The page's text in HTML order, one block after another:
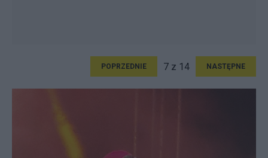
POPRZEDNIE 7 z 14 NASTĘPNE